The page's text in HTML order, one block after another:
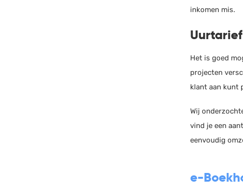
inkomen mis.
Het is goed
projecten
klant aan kunt
Wij
vind je een
eenvoudig
e-